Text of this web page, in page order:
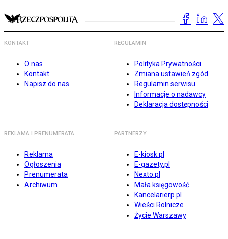
KONTAKT
O nas
Kontakt
Napisz do nas
REGULAMIN
Polityka Prywatności
Zmiana ustawień zgód
Regulamin serwisu
Informacje o nadawcy
Deklaracja dostępności
REKLAMA I PRENUMERATA
Reklama
Ogłoszenia
Prenumerata
Archiwum
PARTNERZY
E-kiosk.pl
E-gazety.pl
Nexto.pl
Mała księgowość
Kancelarierp.pl
Wieści Rolnicze
Życie Warszawy